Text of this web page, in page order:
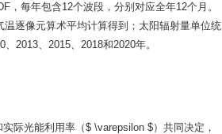
每年包含12个波段，分别对应全年12个月。
逐像元算术平均计算得到；太阳辐射量单位统
2013、2015、2018和2020年。
际光能利用率（$ \varepsilon $）共同决定，